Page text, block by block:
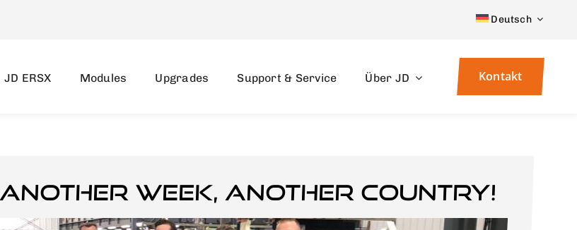
Deutsch
JD ERSX Modules Upgrades Support & Service Über JD Kontakt
Another week, another country!